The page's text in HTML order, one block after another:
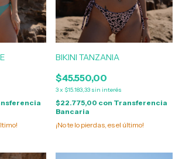
BIKINI TANZANIA
$45.550,00
3x $15.183,33 sin interés
$22.775,00 con Transferencia
Bancaria
¡No te lo pierdas, es el último!